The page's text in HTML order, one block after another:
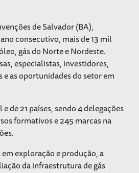
de Salvador (BA),
consecutivo, mais de 13 mil
gás do Norte e Nordeste.
especialistas, investidores,
as oportunidades do setor em
de 21 países, sendo 4 delegações
formativos e 245 marcas na
exploração e produção, a
da infraestrutura de gás